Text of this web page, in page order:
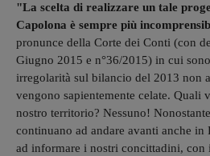
"La scelta di realizzare un tale
Capolona è sempre più
pronunce della Corte dei Conti (con
Giugno 2015 e n°36/2015) in cui
irregolarità sul bilancio del 2013 non
vengono sapientemente celate. Quali
nostro territorio? Nessuno!
continuano ad andare avanti anche
ad informare i nostri concittadini, con